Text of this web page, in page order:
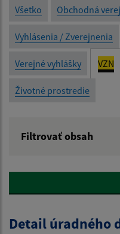
Všetko Obchodná
Vyhlásenia / Zverejnenia
Verejné vyhlášky VZN
Životné prostredie
Filtrovať obsah
Popis:
Detail úradného